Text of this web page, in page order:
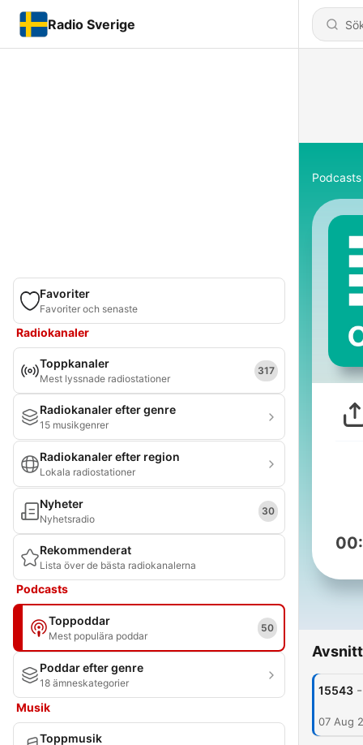
Radio Sverige
Favoriter
Favoriter och senaste
Radiokanaler
Toppkanaler
Mest lyssnade radiostationer
317
Radiokanaler efter genre
15 musikgenrer
Radiokanaler efter region
Lokala radiostationer
Nyheter
Nyhetsradio
30
Rekommenderat
Lista över de bästa radiokanalerna
Podcasts
Toppoddar
Mest populära poddar
50
Poddar efter genre
18 ämneskategorier
Musik
Toppmusik
Podcasts
Avsnitt
15543 -
07 Aug